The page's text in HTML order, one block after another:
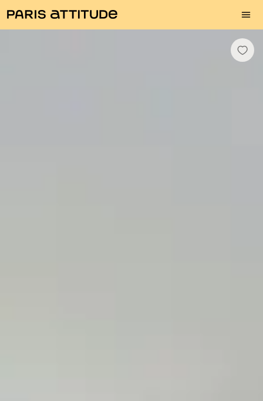
Photos Description Equipements Quartier